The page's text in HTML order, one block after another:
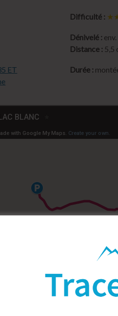
ET
Difficulté :
Dénivelé :
Distance : 5,5
Durée :